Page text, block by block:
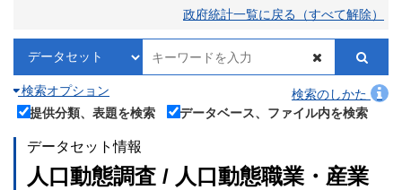
政府統計一覧に戻る（すべて解除）
検索オプション
検索のしかた
提供分類、表題を検索
データベース、ファイル内を検索
データセット情報
人口動態調査 / 人口動態職業・産業